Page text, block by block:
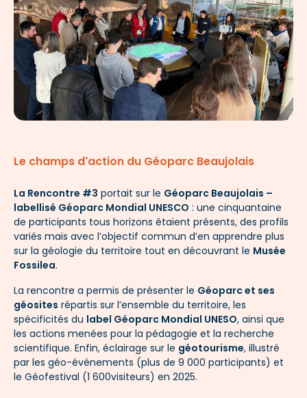
Le champs d'action du Géoparc Beaujolais
La Rencontre #3 portait sur le Géoparc Beaujolais –
labellisé Géoparc Mondial UNESCO : une cinquantaine
de participants tous horizons étaient présents, des profils
variés mais avec l’objectif commun d’en apprendre plus
sur la géologie du territoire tout en découvrant le Musée
Fossilea.
La rencontre a permis de présenter le Géoparc et ses
géosites répartis sur l’ensemble du territoire, les
spécificités du label Géoparc Mondial UNESO, ainsi que
les actions menées pour la pédagogie et la recherche
scientifique. Enfin, éclairage sur le géotourisme, illustré
par les géo-événements (plus de 9 000 participants) et
le Géofestival (1 600visiteurs) en 2025.